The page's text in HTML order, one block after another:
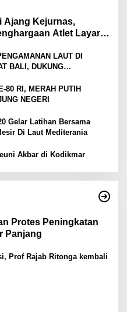
Ajang Kejurnas,
Atlet Layar
LAUT DI
BALI, DUKUNG
80 RI, MERAH PUTIH
NEGERI
Gelar Latihan Bersama
Di Laut Mediterania
Akbar di Kodikmar
Protes Peningkatan
Panjang
Prof Rajab Ritonga kembali